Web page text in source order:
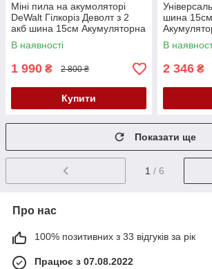
Міні пила на акумоляторі
DeWalt Гілкоріз Деволт з 2
акб шина 15см Акумуляторна
міні пила 24V 5AH
В наявності
1 990 ₴ 2 800 ₴
Купити
шина
Девольт
пила
В
2 346 ₴
Показати ще
1 / 6
Про нас
100% позитивних з 33 відгуків за рік
Працює з 07.08.2022